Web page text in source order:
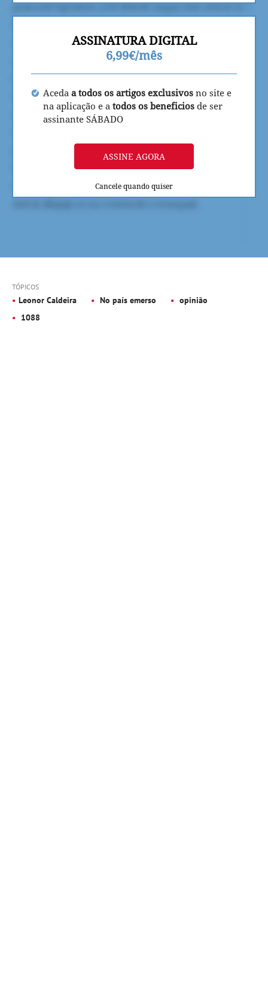
ASSINATURA DIGITAL
6,99€/mês
Aceda a todos os artigos exclusivos no site e
na aplicação e a todos os beneficios de ser
assinante SÁBADO
ASSINE AGORA
Cancele quando quiser
TÓPICOS
Leonor Caldeira No país emerso
opinião
1088